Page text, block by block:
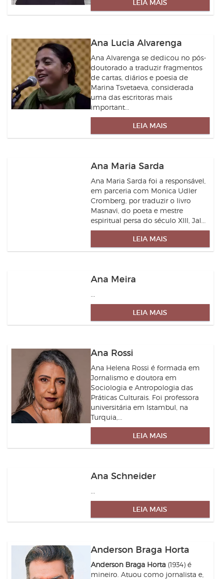
LEIA MAIS
Ana Lucia Alvarenga
Ana Alvarenga se dedicou no pós-
doutorado a traduzir fragmentos
de cartas, diários e poesia de
Marina Tsvetaeva, considerada
uma das escritoras mais
important...
LEIA MAIS
Ana Maria Sarda
Ana Maria Sarda foi a responsável,
em parceria com Monica Udler
Cromberg, por traduzir o livro
Masnavi, do poeta e mestre
espiritual persa do século XIII, Jal...
LEIA MAIS
Ana Meira
LEIA MAIS
Ana Rossi
Ana Helena Rossi é formada em
Jornalismo e doutora em
Sociologia e Antropologia das
Práticas Culturais. Foi professora
universitária em Istambul, na
Turquia,...
LEIA MAIS
Ana Schneider
LEIA MAIS
Anderson Braga Horta
Anderson Braga Horta(1934) é
mineiro. Atuou como jornalista e,